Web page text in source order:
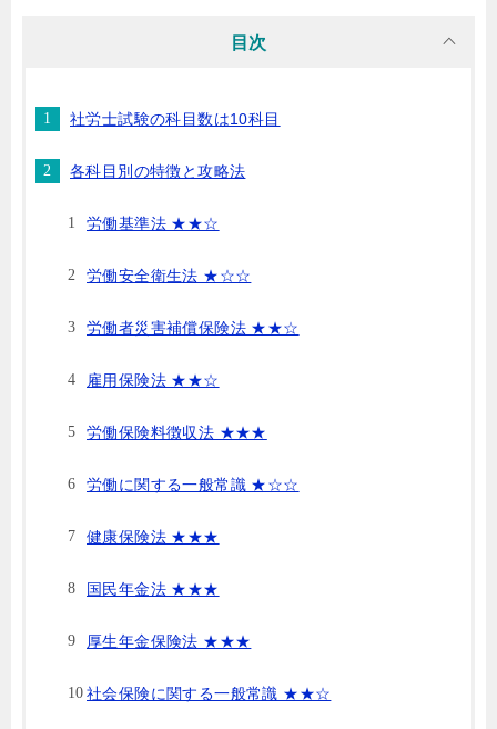
目次
社労士試験の科目数は10科目
各科目別の特徴と攻略法
労働基準法 ★★☆
労働安全衛生法 ★☆☆
労働者災害補償保険法 ★★☆
雇用保険法 ★★☆
労働保険料徴収法 ★★★
労働に関する一般常識 ★☆☆
健康保険法 ★★★
国民年金法 ★★★
厚生年金保険法 ★★★
社会保険に関する一般常識 ★★☆